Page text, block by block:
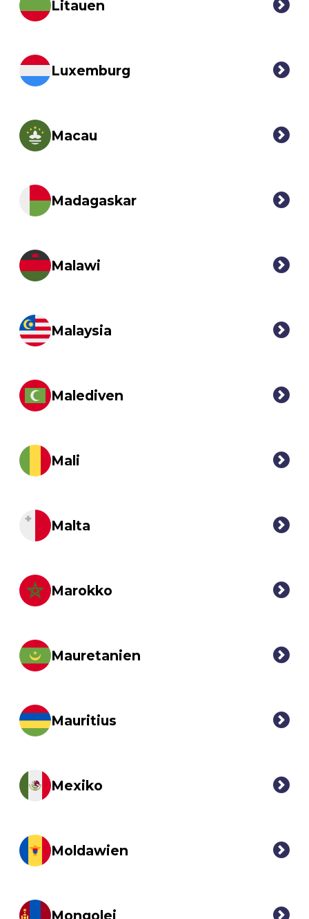
Litauen
Luxemburg
Macau
Madagaskar
Malawi
Malaysia
Malediven
Mali
Malta
Marokko
Mauretanien
Mauritius
Mexiko
Moldawien
Mongolei